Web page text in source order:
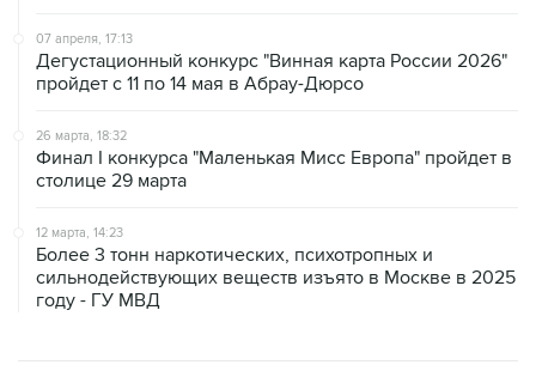
07 апреля, 17:13
Дегустационный конкурс "Винная карта России 2026"
пройдет с 11 по 14 мая в Абрау-Дюрсо
26 марта, 18:32
Финал I конкурса "Маленькая Мисс Европа" пройдет в
столице 29 марта
12 марта, 14:23
Более 3 тонн наркотических, психотропных и
сильнодействующих веществ изъято в Москве в 2025
году - ГУ МВД